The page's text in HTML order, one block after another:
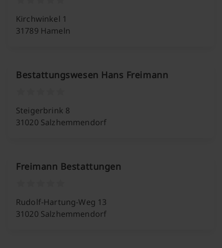
Kirchwinkel 1
31789 Hameln
Bestattungswesen Hans Freimann
Steigerbrink 8
31020 Salzhemmendorf
Freimann Bestattungen
Rudolf-Hartung-Weg 13
31020 Salzhemmendorf